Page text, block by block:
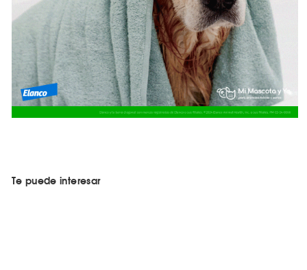
Te puede interesar